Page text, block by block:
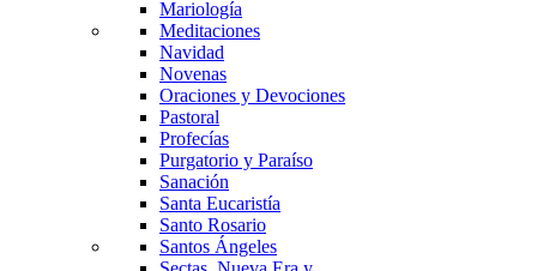
Mariología
Meditaciones
Navidad
Novenas
Oraciones y Devociones
Pastoral
Profecías
Purgatorio y Paraíso
Sanación
Santa Eucaristía
Santo Rosario
Santos Ángeles